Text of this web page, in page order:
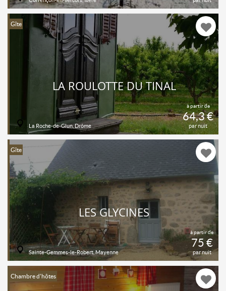
Gîte
à partir de
64,3 €
par nuit
LA ROULOTTE DU TINAL
La Roche-de-Glun, Drôme
Gîte
à partir de
75 €
par nuit
LES GLYCINES
Sainte-Gemmes-le-Robert, Mayenne
Chambre d'hôtes